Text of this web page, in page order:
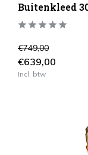
Buitenkleed
€749,00
€639,00
Incl. btw